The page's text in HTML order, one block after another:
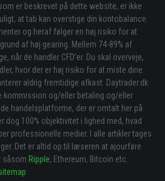
er beskrevet på dette website, er ikke
at tab kan overstige din kontobalance.
og heraf følger en høj risiko for at
af høj gearing. Mellem 74-89% af
når de handler CFD’er. Du skal overveje,
hvor der er høj risiko for at miste dine
aldrig fremtidige afkast. Daytrader.dk
kommission og/eller betaling og/eller
handelsplatforme, der er omtalt her på
dog 100% objektivitet i lighed med, hvad
professionelle medier. I alle artikler tages
Det er altid op til læseren at ajourføre
såsom Ripple, Ethereum, Bitcoin etc.